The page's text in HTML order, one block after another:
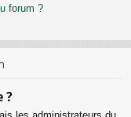
forum ?
?